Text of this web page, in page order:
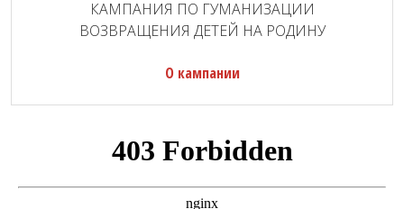
КАМПАНИЯ ПО ГУМАНИЗАЦИИ
ВОЗВРАЩЕНИЯ ДЕТЕЙ НА РОДИНУ
О кампании